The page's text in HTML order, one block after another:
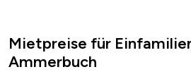
Mietpreise für
Ammerbuch